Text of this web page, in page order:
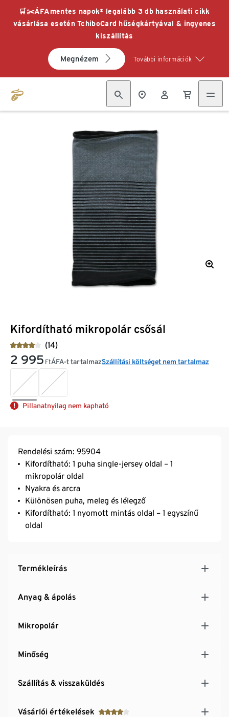
🛒✂️ÁFAmentes napok* legalább 3 db használati cikk
vásárlása esetén TchiboCard hűségkártyával & ingyenes
kiszállítás
Megnézem További információk
Kifordítható mikropolár csősál
(14)
2 995 FtÁFA-t tartalmazSzállítási költséget nem tartalmaz
Pillanatnyilag nem kapható
Rendelési szám: 95904
Kifordítható: 1 puha single-jersey oldal – 1
mikropolár oldal
Nyakra és arcra
Különösen puha, meleg és lélegző
Kifordítható: 1 nyomott mintás oldal – 1 egyszínű
oldal
Termékleírás
Anyag & ápolás
Mikropolár
Minőség
Szállítás & visszaküldés
Vásárlói értékelések